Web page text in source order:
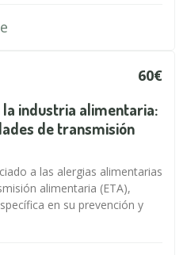
60€
industria alimentaria:
de transmisión
a las alergias alimentarias
alimentaria (ETA),
en su prevención y